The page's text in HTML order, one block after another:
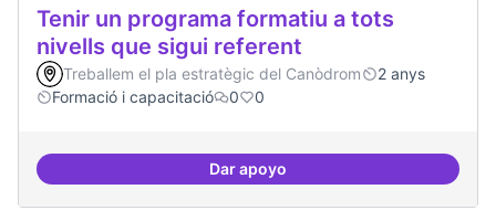
Tenir un programa formatiu a tots
nivells que sigui referent
Treballem el pla estratègic del Canòdrom
2 anys
Formació i capacitació
0 0
Dar apoyoTenir un programa formatiu a